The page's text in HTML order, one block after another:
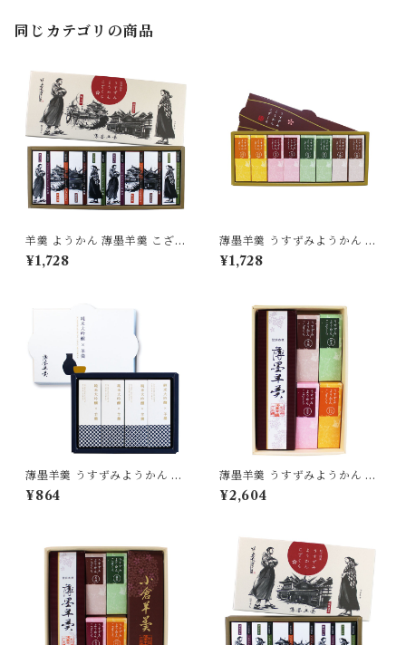
同じカテゴリの商品
羊羹 ようかん 薄墨羊羹 こざく
ら 松山道後めぐり 8個入り 茂
本ヒデキチ コラボ 限定 墨絵
¥1,728
薄墨羊羹 うすずみようかん こ
ざくら 8個入り ようかん 羊羹
詰合せ セット 無添加 贈り物
¥1,728
薄墨羊羹 うすずみようかん 純
米大吟醸 4個入り ようかん 羊
羹 日本酒 酒 獺祭 詰合せ セッ
¥864
薄墨羊羹 うすずみようかん 小
棹 一口ようかん こざくら 詰合
せ セット 【送料無料】 [yoka
¥2,604